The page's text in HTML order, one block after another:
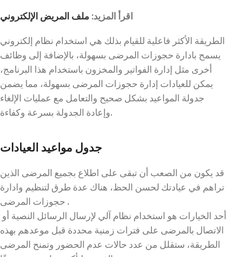
اقرأ المزيد: ملف المريض الإلكتروني
الطريقة الأكثر فاعلية للقيام بذلك هي استخدام نظام إلكتروني
يسمح بادارة حجوزات المرضى بسهولة، بالإضافة إلى وظائف
أخرى مثل إدارة الفواتير والمخزون باستخدام هذا البرنامج،
يمكن للعيادات إدارة حجوزات المرضى بسهولة، مما يضمن
جدولة المواعيد بشكل صحيح والتعامل مع عمليات الإلغاء
وإعادة الجدولة بسرعة وكفاءة.
جدول مواعيد العيادات
قد يكون من الصعب أن تبقى على اطلاع بجميع المرضى الذين
تراهم في عيادتك لحسن الحظ، هناك عدة طرق لتنظيم وادارة
حجوزات المرضى .
الاتصال بالمرضى على فترات زمنية محددة قبل موعدهم بهذه
الطريقة، ستقلل من عدد حالات عدم الحضور وتمنح المرضى